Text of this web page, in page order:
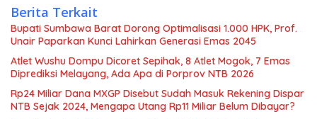
Berita Terkait
Bupati Sumbawa Barat Dorong Optimalisasi 1.000 HPK, Prof.
Unair Paparkan Kunci Lahirkan Generasi Emas 2045
Atlet Wushu Dompu Dicoret Sepihak, 8 Atlet Mogok, 7 Emas
Diprediksi Melayang, Ada Apa di Porprov NTB 2026
Rp24 Miliar Dana MXGP Disebut Sudah Masuk Rekening Dispar
NTB Sejak 2024, Mengapa Utang Rp11 Miliar Belum Dibayar?